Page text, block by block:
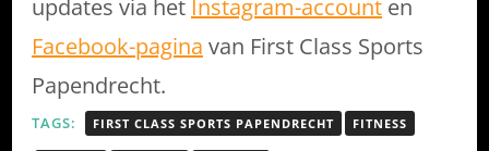
updates via het Instagram-account en
Facebook-pagina van First Class Sports
Papendrecht.
TAGS: FIRST CLASS SPORTS PAPENDRECHT FITNESS